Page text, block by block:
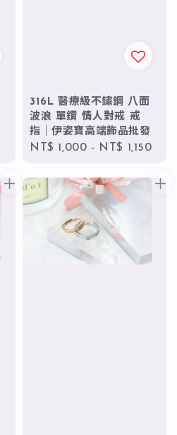
316L 醫療級不鏽鋼 八面
波浪 單鑽 情人對戒 戒
指｜伊姿寶高端飾品批發
Regular
NT$ 1,000 - NT$ 1,150